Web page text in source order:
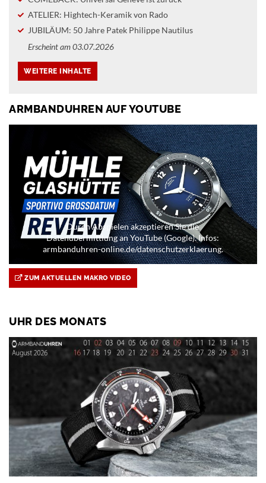
ATELIER: Hightech-Keramik von Rado
JUBILÄUM: 50 Jahre Patek Philippe Nautilus
Erscheint am 03.07.2026
ARMBANDUHREN AUF YOUTUBE
Durch Abspielen akzeptieren Sie die
Datenübermittlung an YouTube (Google). Infos:
armbanduhren-online.de/datenschutzerklaerung.
ZUM AKTUELLEN MAKRO VIDEO
UHR DES MONATS